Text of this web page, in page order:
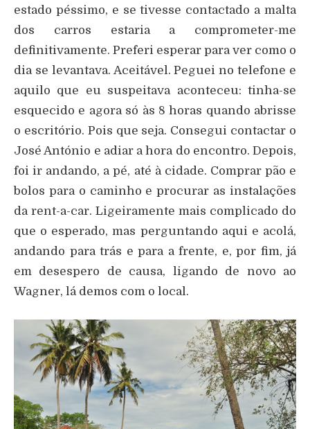
estado péssimo, e se tivesse contactado a malta
dos carros estaria a comprometer-me
definitivamente. Preferi esperar para ver como o
dia se levantava. Aceitável. Peguei no telefone e
aquilo que eu suspeitava aconteceu: tinha-se
esquecido e agora só às 8 horas quando abrisse
o escritório. Pois que seja. Consegui contactar o
José António e adiar a hora do encontro. Depois,
foi ir andando, a pé, até à cidade. Comprar pão e
bolos para o caminho e procurar as instalações
da rent-a-car. Ligeiramente mais complicado do
que o esperado, mas perguntando aqui e acolá,
andando para trás e para a frente, e, por fim, já
em desespero de causa, ligando de novo ao
Wagner, lá demos com o local.